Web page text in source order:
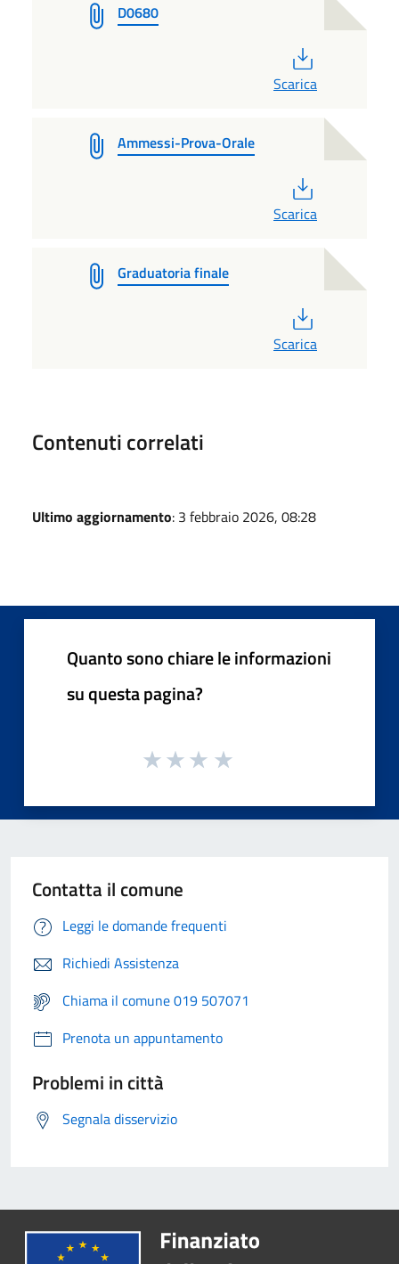
D0680
Scarica
Ammessi-Prova-Orale
Scarica
Graduatoria finale
Scarica
Contenuti correlati
Ultimo aggiornamento: 3 febbraio 2026, 08:28
Quanto sono chiare le informazioni
su questa pagina?
Contatta il comune
Leggi le domande frequenti
Richiedi Assistenza
Chiama il comune 019 507071
Prenota un appuntamento
Problemi in città
Segnala disservizio